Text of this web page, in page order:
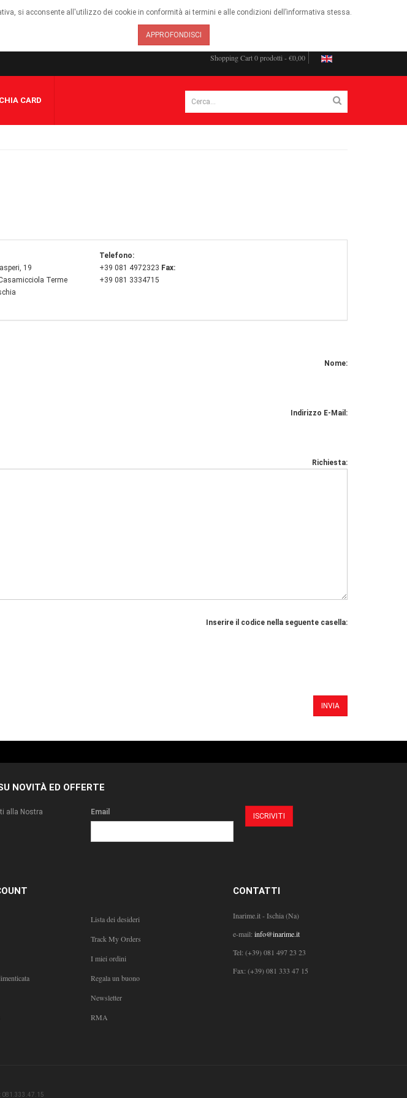
si acconsente all'utilizzo dei cookie in conformità ai termini e alle condizioni dell’informativa stessa.
APPROFONDISCI
Shopping Cart0 prodotti - €0,00
CARD
19
Terme
Telefono:
+39 081 4972323 Fax:
+39 081 3334715
Nome:
Indirizzo E-Mail:
Richiesta:
Inserire il codice nella seguente casella:
NOVITÀ ED OFFERTE
alla Nostra
Email
Lista dei desideri
Track My Orders
I miei ordini
Regala un buono
Newsletter
RMA
CONTATTI
Inarime.it - Ischia (Na)
e-mail: info@inarime.it
Tel: (+39) 081 497 23 23
Fax: (+39) 081 333 47 15
081.333.47.15